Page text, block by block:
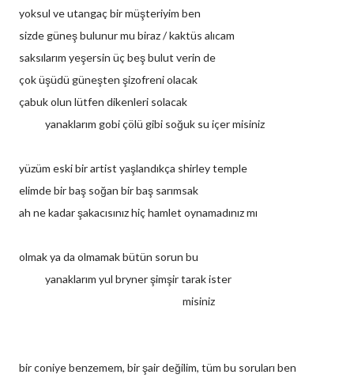
yoksul ve utangaç bir müşteriyim ben
sizde güneş bulunur mu biraz / kaktüs alıcam
saksılarım yeşersin üç beş bulut verin de
çok üşüdü güneşten şizofreni olacak
çabuk olun lütfen dikenleri solacak
yanaklarım gobi çölü gibi soğuk su içer misiniz
yüzüm eski bir artist yaşlandıkça shirley temple
elimde bir baş soğan bir baş sarımsak
ah ne kadar şakacısınız hiç hamlet oynamadınız mı
olmak ya da olmamak bütün sorun bu
yanaklarım yul bryner şimşir tarak ister
misiniz
bir coniye benzemem, bir şair değilim, tüm bu soruları ben